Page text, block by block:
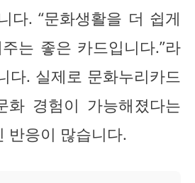
다. “문화생활을 더 쉽게
는 좋은 카드입니다.”라
다. 실제로 문화누리카드
경험이 가능해졌다는
반응이 많습니다.